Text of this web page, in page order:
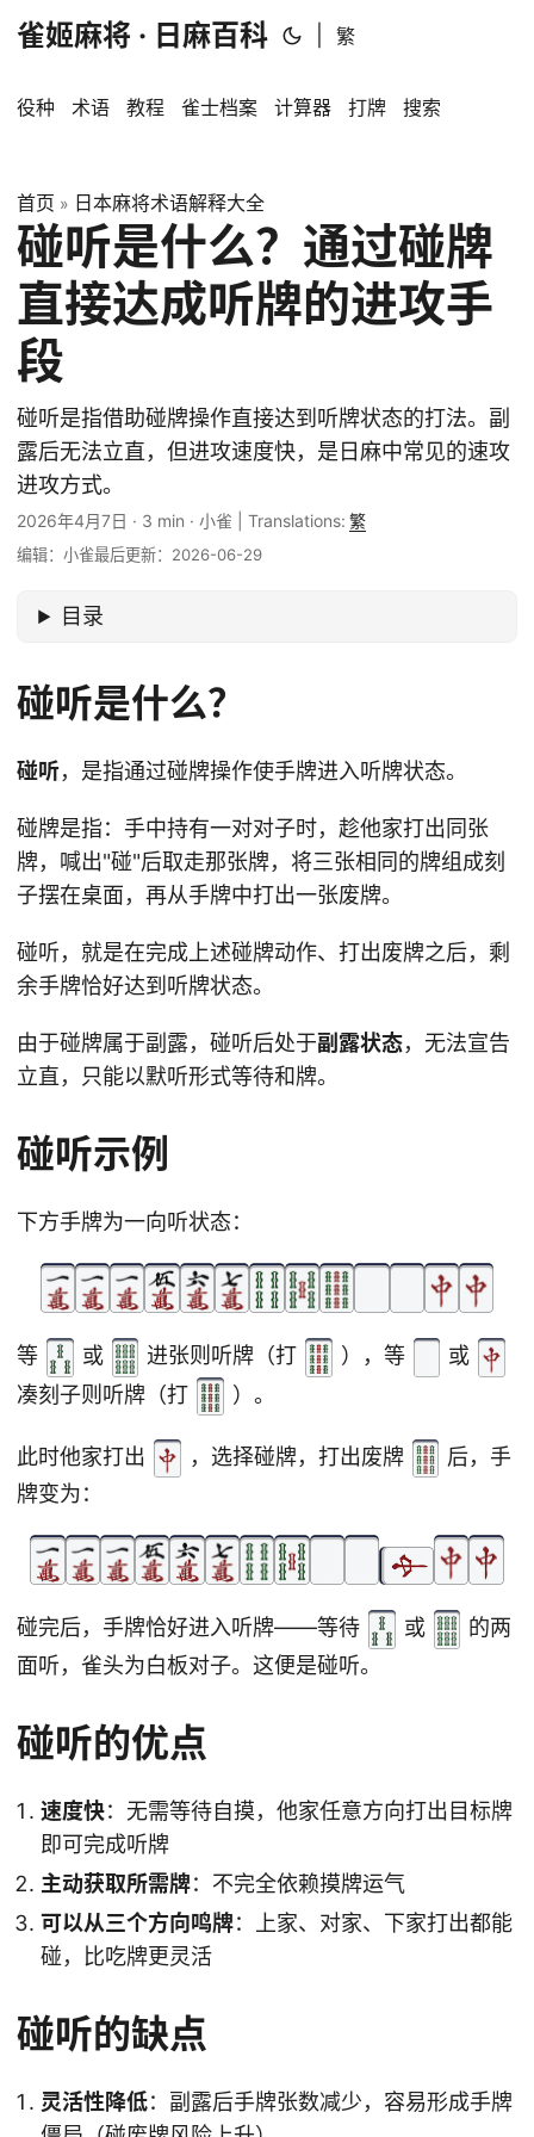
雀姬麻将 · 日麻百科 繁
役种 术语 教程 雀士档案 计算器 打牌 搜索
首页 » 日本麻将术语解释大全
碰听是什么？通过碰牌
直接达成听牌的进攻手
段
碰听是指借助碰牌操作直接达到听牌状态的打法。副
露后无法立直，但进攻速度快，是日麻中常见的速攻
进攻方式。
2026年4月7日 · 3 min · 小雀 Translations: 繁
编辑：小雀最后更新：2026-06-29
目录
碰听是什么？
碰听，是指通过碰牌操作使手牌进入听牌状态。
碰牌是指：手中持有一对对子时，趁他家打出同张
牌，喊出"碰"后取走那张牌，将三张相同的牌组成刻
子摆在桌面，再从手牌中打出一张废牌。
碰听，就是在完成上述碰牌动作、打出废牌之后，剩
余手牌恰好达到听牌状态。
由于碰牌属于副露，碰听后处于副露状态，无法宣告
立直，只能以默听形式等待和牌。
碰听示例
下方手牌为一向听状态：
等 或 进张则听牌（打 ），等
或
凑刻子则听牌（打
）。
此时他家打出 ，选择碰牌，打出废牌
后，手
牌变为：
碰完后，手牌恰好进入听牌——等待 或
的两
面听，雀头为白板对子。这便是碰听。
碰听的优点
速度快：无需等待自摸，他家任意方向打出目标牌
即可完成听牌
主动获取所需牌：不完全依赖摸牌运气
可以从三个方向鸣牌：上家、对家、下家打出都能
碰，比吃牌更灵活
碰听的缺点
灵活性降低：副露后手牌张数减少，容易形成手牌